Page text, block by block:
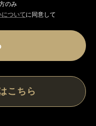
のみ
ついてに同意して
こちら